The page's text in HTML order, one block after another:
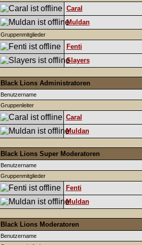
Caral
Muldan
Gruppenmitglieder
Fenti
Slayers
Black Lions Administratoren
Benutzername
Gruppenleiter
Caral
Muldan
Black Lions Super Moderatoren
Benutzername
Gruppenmitglieder
Fenti
Muldan
Black Lions Moderatoren
Benutzername